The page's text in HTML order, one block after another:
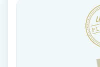
Nagelförlängning akryl